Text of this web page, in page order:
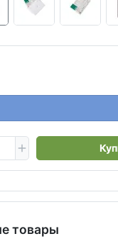
товары